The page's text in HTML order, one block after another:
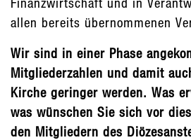
allen bereits übernommenen
Wir sind in einer Phase
Mitgliederzahlen und damit
Kirche geringer werden. Was
was wünschen Sie sich vor
den Mitgliedern des